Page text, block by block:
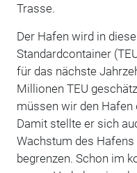
Trasse.
Der Hafen wird in
Standardcontainer
für das nächste
Millionen TEU
müssen wir den Hafen
Damit stellte er sich
Wachstum des
begrenzen. Schon im